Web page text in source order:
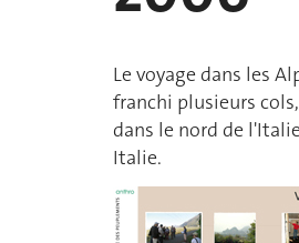
Le voyage dans les
franchi plusieurs
dans le nord de
Italie.